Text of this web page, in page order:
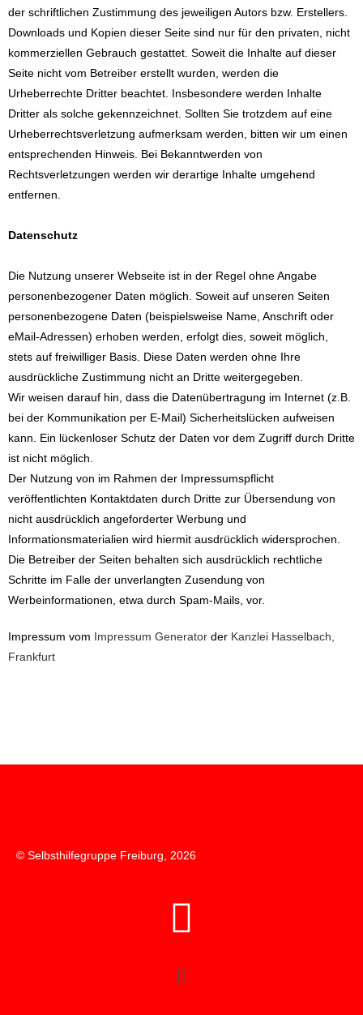
der schriftlichen Zustimmung des jeweiligen Autors bzw. Erstellers.
Downloads und Kopien dieser Seite sind nur für den privaten, nicht
kommerziellen Gebrauch gestattet. Soweit die Inhalte auf dieser
Seite nicht vom Betreiber erstellt wurden, werden die
Urheberrechte Dritter beachtet. Insbesondere werden Inhalte
Dritter als solche gekennzeichnet. Sollten Sie trotzdem auf eine
Urheberrechtsverletzung aufmerksam werden, bitten wir um einen
entsprechenden Hinweis. Bei Bekanntwerden von
Rechtsverletzungen werden wir derartige Inhalte umgehend
entfernen.
Datenschutz
Die Nutzung unserer Webseite ist in der Regel ohne Angabe
personenbezogener Daten möglich. Soweit auf unseren Seiten
personenbezogene Daten (beispielsweise Name, Anschrift oder
eMail-Adressen) erhoben werden, erfolgt dies, soweit möglich,
stets auf freiwilliger Basis. Diese Daten werden ohne Ihre
ausdrückliche Zustimmung nicht an Dritte weitergegeben.
Wir weisen darauf hin, dass die Datenübertragung im Internet (z.B.
bei der Kommunikation per E-Mail) Sicherheitslücken aufweisen
kann. Ein lückenloser Schutz der Daten vor dem Zugriff durch Dritte
ist nicht möglich.
Der Nutzung von im Rahmen der Impressumspflicht
veröffentlichten Kontaktdaten durch Dritte zur Übersendung von
nicht ausdrücklich angeforderter Werbung und
Informationsmaterialien wird hiermit ausdrücklich widersprochen.
Die Betreiber der Seiten behalten sich ausdrücklich rechtliche
Schritte im Falle der unverlangten Zusendung von
Werbeinformationen, etwa durch Spam-Mails, vor.
Impressum vom Impressum Generator der Kanzlei Hasselbach,
Frankfurt
© Selbsthilfegruppe Freiburg, 2026